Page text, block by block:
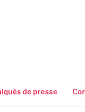
de presse